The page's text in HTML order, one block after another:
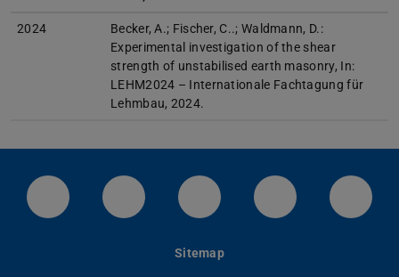
2024
Becker, A.; Fischer, C..; Waldmann, D.:
Experimental investigation of the shear
strength of unstabilised earth masonry, In:
LEHM2024 – Internationale Fachtagung für
Lehmbau, 2024.
LinkedIn-Seite der TU Darmstadt
Instagram-Kanal der TU
Bluesky-Kanal der TU
Facebook-
Sitemap